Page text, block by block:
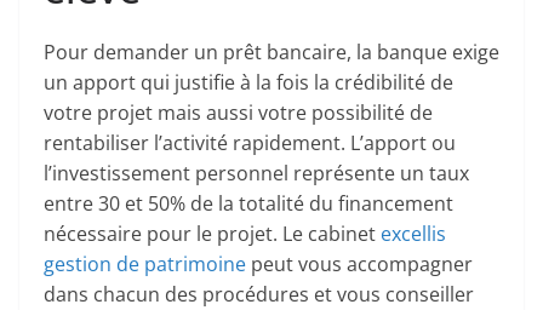
Pour demander un prêt bancaire, la banque exige
un apport qui justifie à la fois la crédibilité de
votre projet mais aussi votre possibilité de
rentabiliser l’activité rapidement. L’apport ou
l’investissement personnel représente un taux
entre 30 et 50% de la totalité du financement
nécessaire pour le projet. Le cabinet excellis
gestion de patrimoine peut vous accompagner
dans chacun des procédures et vous conseiller